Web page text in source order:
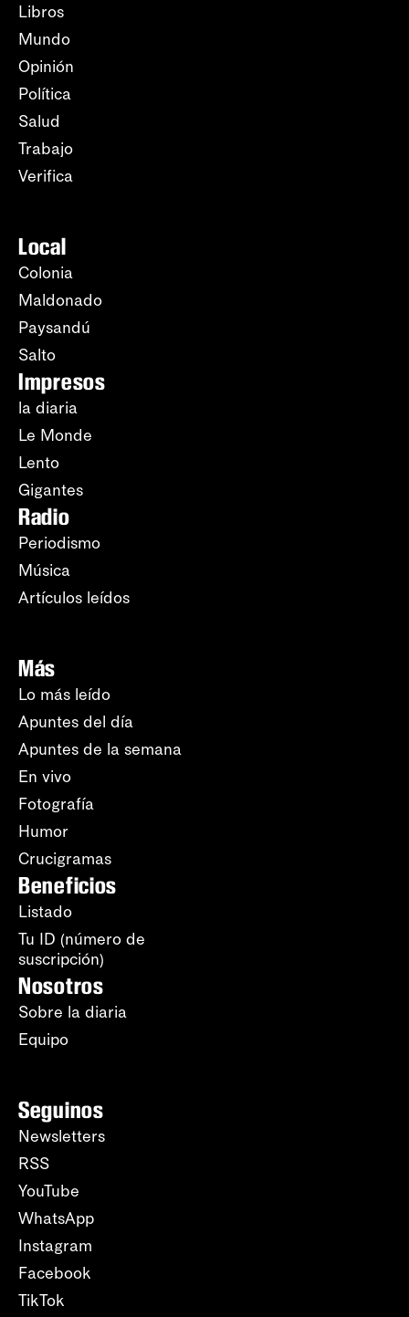
Libros
Mundo
Opinión
Política
Salud
Trabajo
Verifica
Local
Colonia
Maldonado
Paysandú
Salto
Impresos
la diaria
Le Monde
Lento
Gigantes
Radio
Periodismo
Música
Artículos leídos
Más
Lo más leído
Apuntes del día
Apuntes de la semana
En vivo
Fotografía
Humor
Crucigramas
Beneficios
Listado
Tu ID (número de
suscripción)
Nosotros
Sobre la diaria
Equipo
Seguinos
Newsletters
RSS
YouTube
WhatsApp
Instagram
Facebook
TikTok